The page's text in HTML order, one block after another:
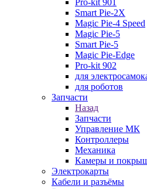
Pro-kit 901
Smart Pie-2X
Magic Pie-4 Speed
Magic Pie-5
Smart Pie-5
Magic Pie-Edge
Pro-kit 902
для
для роботов
Запчасти
Назад
Запчасти
Управление МК
Контроллеры
Механика
Камеры и
Электрокарты
Кабели и разъёмы